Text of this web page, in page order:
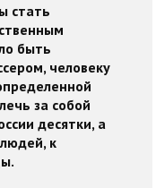
стать
быть
человеку
за собой
десятки, а
к